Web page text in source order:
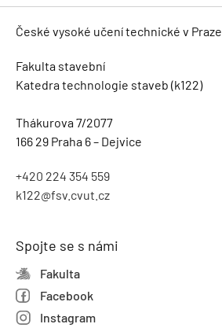
České vysoké učení technické v Praze
Fakulta stavební
Katedra technologie staveb (k122)
Thákurova 7/2077
166 29 Praha 6 – Dejvice
+420 224 354 559
k122@fsv.cvut.cz
Spojte se s námi
Fakulta
Facebook
Instagram